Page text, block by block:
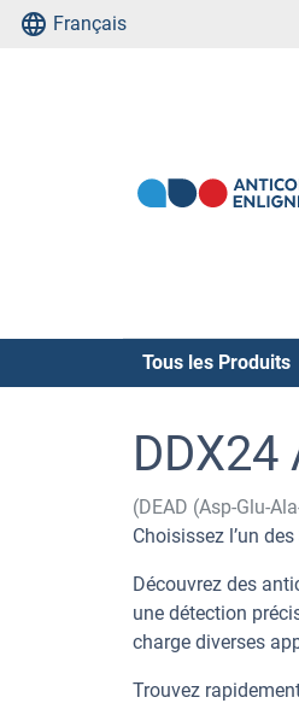
Français
Tous les Produits
(DEAD (Asp-Glu-
Choisissez l’un des
Découvrez des
une détection
charge diverses
Trouvez